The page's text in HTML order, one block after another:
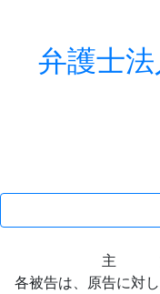
弁護士
主
各被告は、原告に対